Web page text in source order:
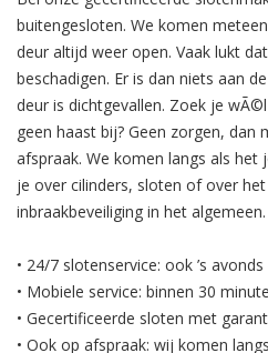
buitengesloten. We komen
deur altijd weer open. Vaak lukt
beschadigen. Er is dan niets aan
deur is dichtgevallen. Zoek je
geen haast bij? Geen zorgen, dan
afspraak. We komen langs als het
je over cilinders, sloten of over
inbraakbeveiliging in het
• 24/7 slotenservice: ook ’s
• Mobiele service: binnen 30
• Gecertificeerde sloten met
• Ook op afspraak: wij komen